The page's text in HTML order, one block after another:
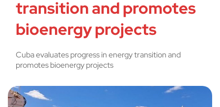
transition and promotes
bioenergy projects
Cuba evaluates progress in energy transition and
promotes bioenergy projects